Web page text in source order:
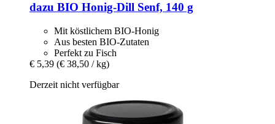
dazu BIO Honig-​Dill Senf, 140 g
Mit köstlichem BIO-Honig
Aus besten BIO-Zutaten
Perfekt zu Fisch
€ 5,39 (€ 38,50 / kg)
Derzeit nicht verfügbar